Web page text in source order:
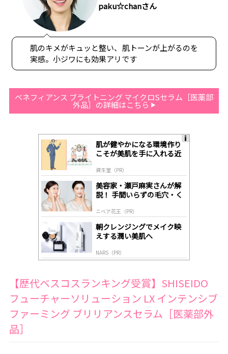
paku☆chanさん
肌のキメがキュッと整い、肌トーンが上がるのを
実感。小ジワにも効果アリです
ベネフィアンス ブライトニング マイクロSセラム［医薬部
外品］の詳細はこちら
肌が健やかになる環境作り
こそが美肌を手に入れる近
資生堂（PR）
美容家・瀬戸麻実さんが解
説！ 手間いらずの毛穴・く
ニベア花王（PR）
朝クレンジングでメイク映
えする潤い美肌へ
NARS（PR）
【歴代ベスコスランキング受賞】SHISEIDO
フューチャーソリューション LX インテンシブ
ファーミング ブリリアンスセラム［医薬部外
品］